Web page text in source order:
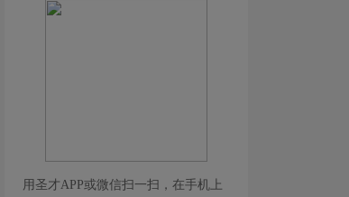
用圣才APP或微信扫一扫，在手机上